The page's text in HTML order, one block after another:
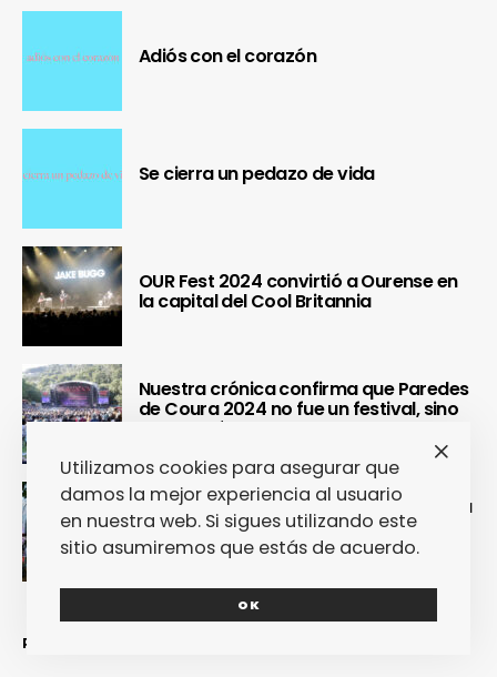
Adiós con el corazón
Se cierra un pedazo de vida
OUR Fest 2024 convirtió a Ourense en
la capital del Cool Britannia
Nuestra crónica confirma que Paredes
de Coura 2024 no fue un festival, sino
un Couraíso
Nuestra crónica del Sinsal 2024 prueba
que fue la edición más internacional y
sostenible del festival
REDES SOCIALES
Utilizamos cookies para asegurar que
damos la mejor experiencia al usuario
en nuestra web. Si sigues utilizando este
sitio asumiremos que estás de acuerdo.
OK